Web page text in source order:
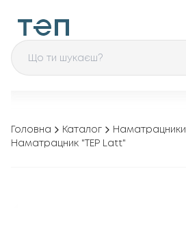
Головна Каталог
Наматрацники
Наматрацник "TEP Latt"